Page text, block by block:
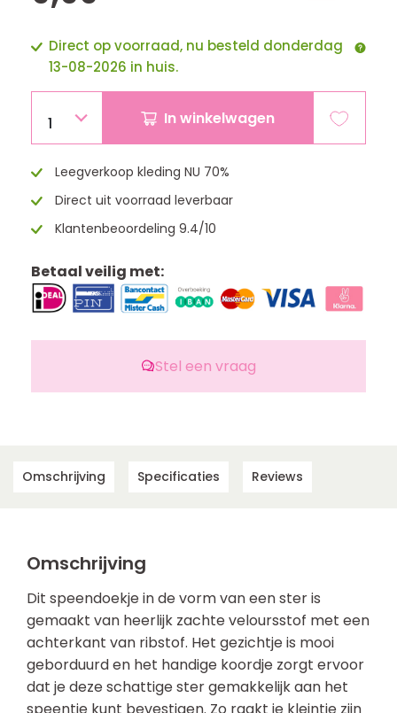
Direct op voorraad, nu besteld donderdag
13-08-2026 in huis.
1 In winkelwagen
Leegverkoop kleding NU 70%
Direct uit voorraad leverbaar
Klantenbeoordeling 9.4/10
Betaal veilig met:
Stel een vraag
Omschrijving Specificaties Reviews
Omschrijving
Dit speendoekje in de vorm van een ster is
gemaakt van heerlijk zachte veloursstof met een
achterkant van ribstof. Het gezichtje is mooi
geborduurd en het handige koordje zorgt ervoor
dat je deze schattige ster gemakkelijk aan het
speentje kunt bevestigen. Zo raakt je kleintje zijn